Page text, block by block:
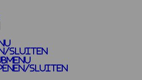
sluiten
sluiten